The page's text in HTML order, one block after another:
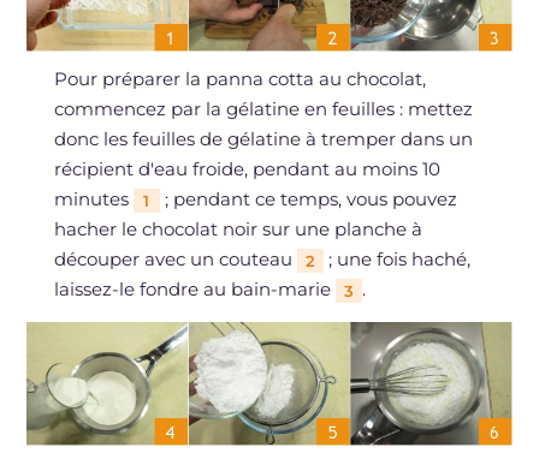
Pour préparer la panna cotta au chocolat,
commencez par la gélatine en feuilles : mettez
donc les feuilles de gélatine à tremper dans un
récipient d'eau froide, pendant au moins 10
minutes
1
; pendant ce temps, vous pouvez
hacher le chocolat noir sur une planche à
découper avec un couteau
2
; une fois haché,
laissez-le fondre au bain-marie
3 .